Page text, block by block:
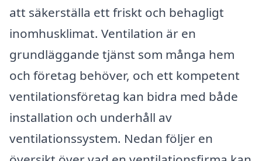
att säkerställa ett friskt och behagligt
inomhusklimat. Ventilation är en
grundläggande tjänst som många hem
och företag behöver, och ett kompetent
ventilationsföretag kan bidra med både
installation och underhåll av
ventilationssystem. Nedan följer en